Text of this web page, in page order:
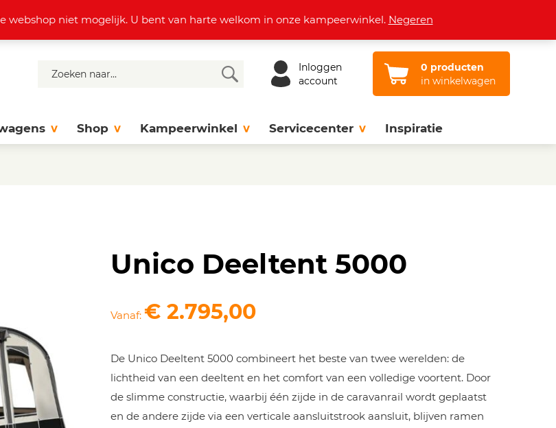
info@dejonghattem.nl Openingstijden Vacatures
Inloggen
account
0 producten
in winkelwagen
Shop Kampeerwinkel Servicecenter Inspiratie
Unico Deeltent 5000
Vanaf:€ 2.795,00
De Unico Deeltent 5000 combineert het beste van twee werelden: de
lichtheid van een deeltent en het comfort van een volledige voortent. Door
de slimme constructie, waarbij één zijde in de caravanrail wordt geplaatst
en de andere zijde via een verticale aansluitstrook aansluit, blijven ramen
webshop niet mogelijk. U bent van harte welkom in onze kampeerwinkel. Negeren